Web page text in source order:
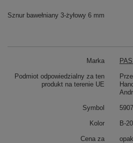
Sznur bawełniany 3-żyłowy 6 mm
Marka
Podmiot odpowiedzialny za ten
produkt na terenie UE
Symbol
Kolor B-
Cena za